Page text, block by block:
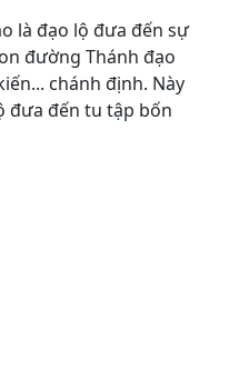
là đạo lộ đưa đến sự
đường Thánh đạo
chánh định. Này
đưa đến tu tập bốn